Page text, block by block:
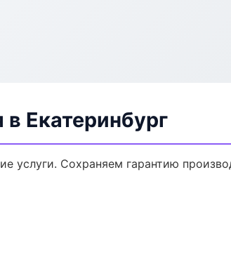
Екатеринбург
услуги. Сохраняем гарантию